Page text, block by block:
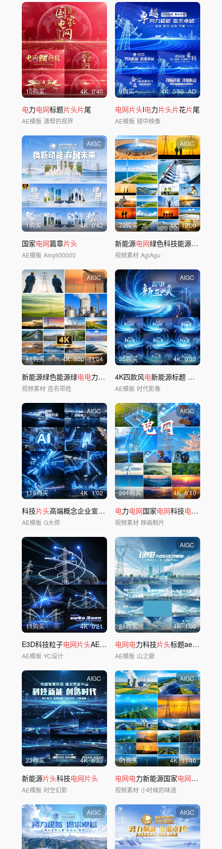
10购买 4K 0'40
电力电网标题片头片尾
AE模板 潇帮的视界
9购买 4K 0'50 AD
电网片头l电力片头片花片尾
AE模板 镜中映像
AIGC
1购买 4K 0'42
国家电网篇章片头
AE模板 Amyli00000
AIGC
79购买 4K 12'00
新能源电网绿色科技能源发
视频素材 AgiAgu
AIGC
48购买 4K 60p 11'04
新能源绿色能源绿电电力发展节能 电塔供电
视频素材 连名带姓
AIGC
35购买 4K 0'32
4K四款风电新能源标题 科技
AE模板 时代影像
AIGC
118购买 4K 1'02
科技片头高端概念企业宣传 混剪快闪高质量
AE模板 G大师
AIGC
201购买 4K 8'10
电力电网国家电网科技电网
视频素材 映画制片
11购买 4K 0'21
E3D科技粒子电网片头AE模板
AE模板 YC设计
AIGC
21购买 4K 1'00
电网电力科技片头标题ae模版
AE模板 山之巅
AIGC
23购买 4K 0'32
新能源片头科技电网片头
AE模板 时空幻影
AIGC
51购买 4K 11'46
电网电力新能源国家电网科技光伏
视频素材 小时候的味道
AIGC AIGC